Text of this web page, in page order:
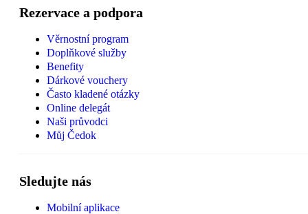
Rezervace a podpora
Věrnostní program
Doplňkové služby
Benefity
Dárkové vouchery
Často kladené otázky
Online delegát
Naši průvodci
Můj Čedok
Sledujte nás
Mobilní aplikace